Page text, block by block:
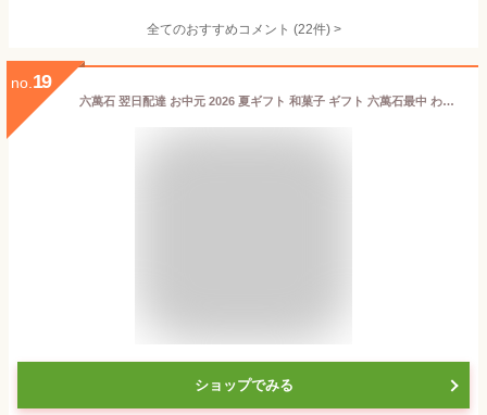
全てのおすすめコメント (22件) >
no. 19
六萬石 翌日配達 お中元 2026 夏ギフト 和菓子 ギフト 六萬石最中 わらび水羊羹 詰め合わせ 2種 わらび餅 水ようかん お菓子 内祝い お返し 高級 お取り寄せ お供え 香典返し 法事 お供え物 結婚祝い プレゼント【宅急便コンパクト】
ショップでみる